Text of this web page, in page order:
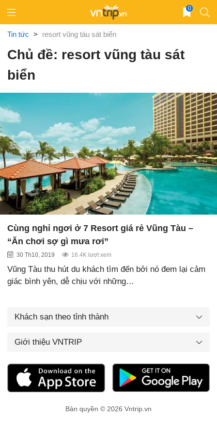
content
0
Tin tức > resort vũng tàu sát biển
Chủ đề: resort vũng tàu sát
biển
Cùng nghỉ ngơi ở 7 Resort giá rẻ Vũng Tàu –
“Ăn chơi sợ gì mưa rơi”
30 Th10, 2019 16.4K lượt xem
Vũng Tàu thu hút du khách tìm đến bởi nó đem lại cảm
giác bình yên, dễ chịu với những…
Khách sạn theo tỉnh thành
Giới thiệu VNTRIP
Bản quyền © 2026 Vntrip.vn